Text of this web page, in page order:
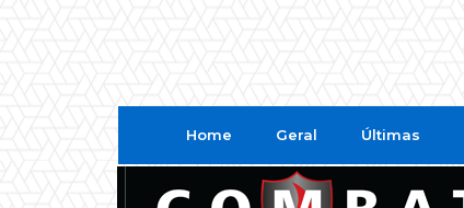
Home Geral Últimas